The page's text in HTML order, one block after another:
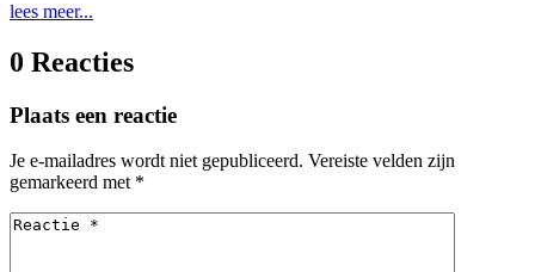
lees meer...
0 Reacties
Plaats een reactie
Je e-mailadres wordt niet gepubliceerd. Vereiste velden zijn
gemarkeerd met *